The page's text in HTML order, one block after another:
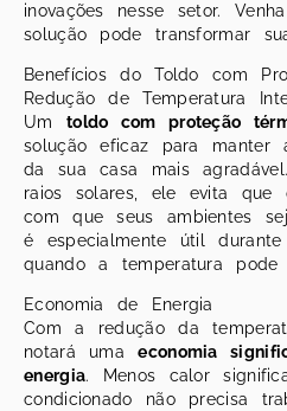
inovações nesse setor.
solução pode transformar
Benefícios do Toldo com
Redução de Temperatura
Um toldo com proteção
solução eficaz para manter
da sua casa mais
raios solares, ele evita que
com que seus ambientes
é especialmente útil
quando a temperatura pode
Economia de Energia
Com a redução da
notará umaeconomia
energia. Menos calor
condicionado não precisa